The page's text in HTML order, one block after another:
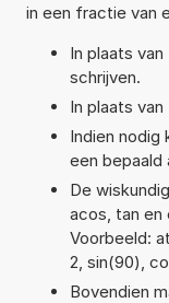
in een fractie van
In plaats
schrijven.
In plaats
Indien nodig
een bepaald
De
acos, tan en
Voorbeeld:
2, sin(90),
Bovendien